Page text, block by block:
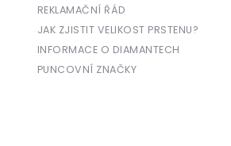
REKLAMAČNÍ ŘÁD
JAK ZJISTIT VELIKOST PRSTENU?
INFORMACE O DIAMANTECH
PUNCOVNÍ ZNAČKY